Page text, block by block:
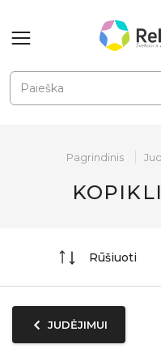
Pagrindinis
Rūšiuoti
JUDĖJIMUI